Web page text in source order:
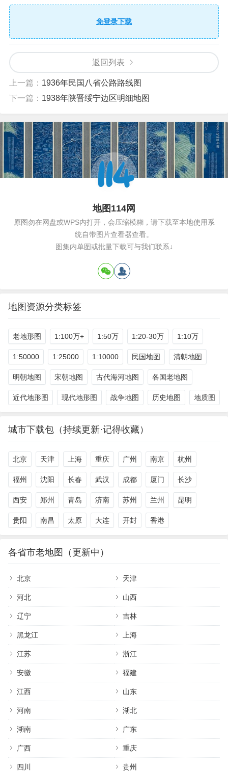
免登录下载
返回列表
上一篇： 1936年民国八省公路路线图
下一篇： 1938年陕晋绥宁边区明细地图
地图114网
原图勿在网盘或WPS内打开，会压缩模糊，请下载至本地使用系
统自带图片查看器查看。
图集内单图或批量下载可与我们联系↓
地图资源分类标签
老地形图 1:100万+ 1:50万 1:20-30万 1:10万
1:50000 1:25000 1:10000 民国地图 清朝地图
明朝地图 宋朝地图 古代海河地图 各国老地图
近代地形图 现代地形图 战争地图 历史地图 地质图
城市下载包（持续更新·记得收藏）
北京 天津 上海 重庆 广州 南京 杭州
福州 沈阳 长春 武汉 成都 厦门 长沙
西安 郑州 青岛 济南 苏州 兰州 昆明
贵阳 南昌 太原 大连 开封 香港
各省市老地图（更新中）
北京 天津
河北 山西
辽宁 吉林
黑龙江 上海
江苏 浙江
安徽 福建
江西 山东
河南 湖北
湖南 广东
广西 重庆
四川 贵州